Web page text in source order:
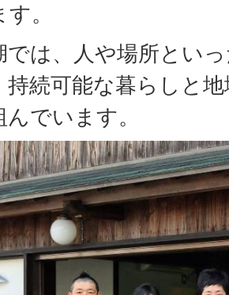
。
では、人や場所とい
持続可能な暮らしと
でいます。